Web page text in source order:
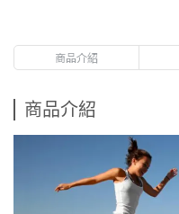
商品介紹
商品介紹